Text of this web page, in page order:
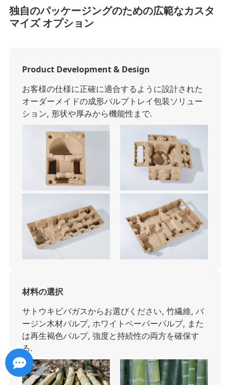
独自のパッケージングのための広範なカスタ
マイズ オプション
Product Development & Design
お客様の仕様に正確に適合するように設計された
オーダーメイドの成形パルプトレイ包装ソリュー
ション, 形状や厚みから機能性まで.
材料の選択
サトウキビバガスからお選びください, 竹繊維, バ
ージン木材パルプ, ホワイトペーパーパルプ, また
は再生褐色パルプ, 強度と持続性の両方を確保す
る.